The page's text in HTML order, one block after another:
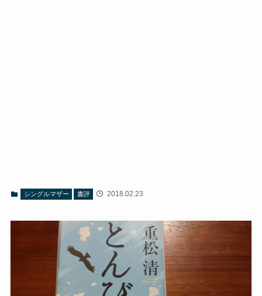
シングルマザー 書評 2018.02.23